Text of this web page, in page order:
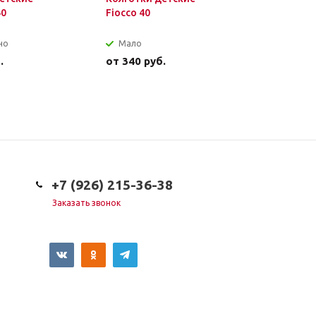
Fiocco 40
Мало
от 340 руб.
+7 (926) 215-36-38
Заказать звонок